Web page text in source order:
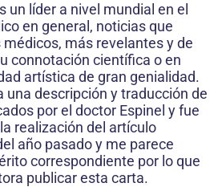
un líder a nivel mundial en el
en general, noticias que
más revelantes y de
connotación científica o en
artística de gran genialidad.
una descripción y traducción de
por el doctor Espinel y fue
realización del artículo
año pasado y me parece
correspondiente por lo que
publicar esta carta.